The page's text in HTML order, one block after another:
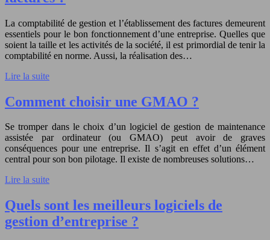
La comptabilité de gestion et l’établissement des factures demeurent
essentiels pour le bon fonctionnement d’une entreprise. Quelles que
soient la taille et les activités de la société, il est primordial de tenir la
comptabilité en norme. Aussi, la réalisation des…
Lire la suite
Comment choisir une GMAO ?
Se tromper dans le choix d’un logiciel de gestion de maintenance
assistée par ordinateur (ou GMAO) peut avoir de graves
conséquences pour une entreprise. Il s’agit en effet d’un élément
central pour son bon pilotage. Il existe de nombreuses solutions…
Lire la suite
Quels sont les meilleurs logiciels de
gestion d’entreprise ?